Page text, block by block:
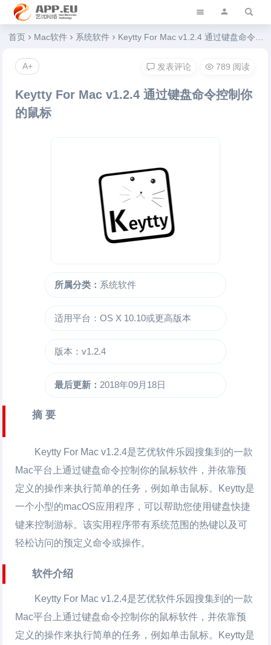
艺优软件乐园
首页 Mac软件 系统软件 Keytty For Mac v1.2.4 通过键盘命令控制你的鼠标
Keytty For Mac v1.2.4 通过键盘命令控制你
的鼠标
所属分类： 系统软件
适用平台：OS X 10.10或更高版本
版本：v1.2.4
最后更新： 2018年09月18日
摘 要
Keytty For Mac v1.2.4是艺优软件乐园搜集到的一款
Mac平台上通过键盘命令控制你的鼠标软件，并依靠预
定义的操作来执行简单的任务，例如单击鼠标。Keytty是
一个小型的macOS应用程序，可以帮助您使用键盘快捷
键来控制游标。该实用程序带有系统范围的热键以及可
轻松访问的预定义​​命令或操作。
软件介绍
Keytty For Mac v1.2.4是艺优软件乐园搜集到的一款
Mac平台上通过键盘命令控制你的鼠标软件，并依靠预
定义的操作来执行简单的任务，例如单击鼠标。Keytty是
发表评论 789 阅读
A+